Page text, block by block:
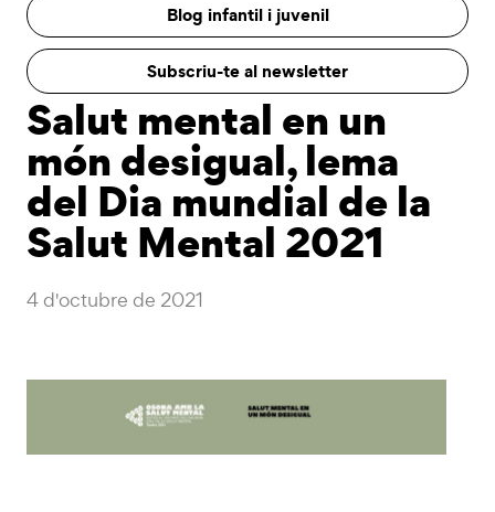
Blog infantil i juvenil
Subscriu-te al newsletter
Salut mental en un
món desigual, lema
del Dia mundial de la
Salut Mental 2021
4 d'octubre de 2021